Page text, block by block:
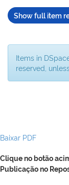
Show full item
Items in
reserved,
Baixar PDF
Clique no botão
Publicação no